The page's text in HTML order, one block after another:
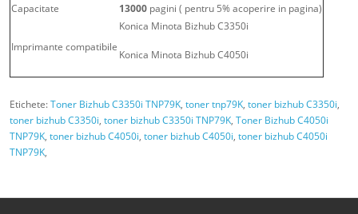
Capacitate
13000 pagini ( pentru 5% acoperire in pagina)
Imprimante compatibile
Konica Minota Bizhub C3350i
Konica Minota Bizhub C4050i
Etichete:Toner Bizhub C3350i TNP79K, toner tnp79K, toner bizhub C3350i,
toner bizhub C3350i, toner bizhub C3350i TNP79K, Toner Bizhub C4050i
TNP79K, toner bizhub C4050i, toner bizhub C4050i, toner bizhub C4050i
TNP79K,